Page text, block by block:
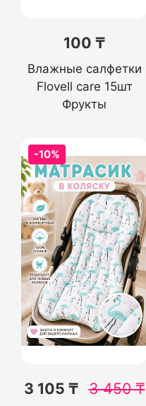
100 ₸
Влажные салфетки
Flovell care 15шт
Фрукты
-10%
3 105 ₸ 3 450₸